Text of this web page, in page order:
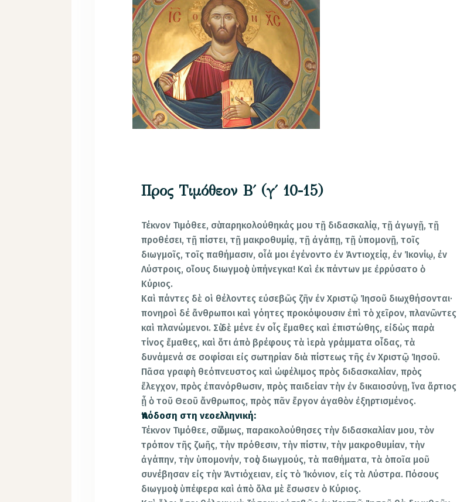
Προς Τιμόθεον Β΄ (γ΄ 10-15)
Τέκνον Τιμόθεε, σὺ παρηκολούθηκάς μου τῇ διδασκαλίᾳ, τῇ ἀγωγῇ, τῇ
προθέσει, τῇ πίστει, τῇ μακροθυμίᾳ, τῇ ἀγάπῃ, τῇ ὑπομονῇ, τοῖς
διωγμοῖς, τοῖς παθήμασιν, οἷά μοι ἐγένοντο ἐν Ἀντιοχείᾳ, ἐν Ἰκονίῳ, ἐν
Λύστροις, οἵους διωγμοὺς ὑπήνεγκα! Καὶ ἐκ πάντων με ἐρρύσατο ὁ
Κύριος.
Καὶ πάντες δὲ οἱ θέλοντες εὐσεβῶς ζῆν ἐν Χριστῷ Ἰησοῦ διωχθήσονται·
πονηροὶ δέ ἄνθρωποι καὶ γόητες προκόψουσιν ἐπὶ τὸ χεῖρον, πλανῶντες
καὶ πλανώμενοι. Σὺ δὲ μένε ἐν οἷς ἔμαθες καὶ ἐπιστώθης, εἰδὼς παρὰ
τίνος ἔμαθες, καὶ ὅτι ἀπὸ βρέφους τὰ ἱερὰ γράμματα οἶδας, τὰ
δυνάμενά σε σοφίσαι εἰς σωτηρίαν διὰ πίστεως τῆς ἐν Χριστῷ Ἰησοῦ.
Πᾶσα γραφὴ θεόπνευστος καὶ ὠφέλιμος πρὸς διδασκαλίαν, πρὸς
ἔλεγχον, πρὸς ἐπανόρθωσιν, πρὸς παιδείαν τὴν ἐν δικαιοσύνῃ, ἵνα ἄρτιος
ᾖ ὁ τοῦ Θεοῦ ἄνθρωπος, πρὸς πᾶν ἔργον ἀγαθὸν ἐξηρτισμένος.
Ἀπόδοση στη νεοελληνική:
Τέκνον Τιμόθεε, σὺ ὅμως, παρακολούθησες τὴν διδασκαλίαν μου, τὸν
τρόπον τῆς ζωῆς, τὴν πρόθεσιν, τὴν πίστιν, τὴν μακροθυμίαν, τὴν
ἀγάπην, τὴν ὑπομονήν, τοὺς διωγμούς, τὰ παθήματα, τὰ ὁποῖα μοῦ
συνέβησαν εἰς τὴν Ἀντιόχειαν, εἰς τὸ Ἰκόνιον, εἰς τὰ Λύστρα. Πόσους
διωγμοὺς ὑπέφερα καὶ ἀπὸ ὅλα μὲ ἔσωσεν ὁ Κύριος.